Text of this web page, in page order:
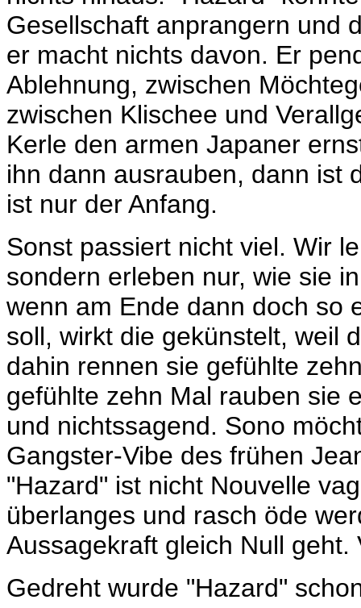
Gesellschaft anprangern und
er macht nichts davon. Er
Ablehnung, zwischen
zwischen Klischee und
Kerle den armen Japaner
ihn dann ausrauben, dann ist
ist nur der Anfang.
Sonst passiert nicht viel. Wir
sondern erleben nur, wie sie
wenn am Ende dann doch so
soll, wirkt die gekünstelt, weil
dahin rennen sie gefühlte
gefühlte zehn Mal rauben sie
und nichtssagend. Sono
Gangster-Vibe des frühen
"Hazard" ist nicht Nouvelle
überlanges und rasch öde
Aussagekraft gleich Null geht.
Gedreht wurde "Hazard"